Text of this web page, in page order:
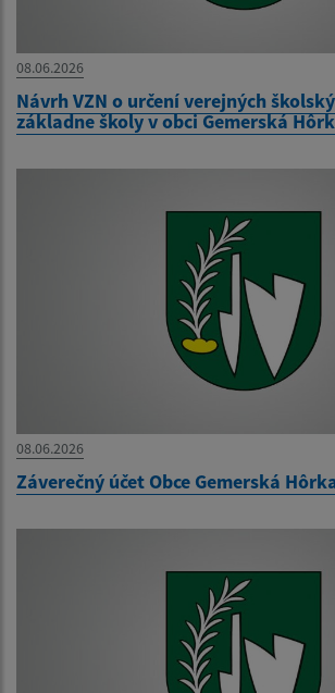
08.06.2026
Návrh VZN o určení verejných
základne školy v obci Gemerská
08.06.2026
Záverečný účet Obce Gemerská